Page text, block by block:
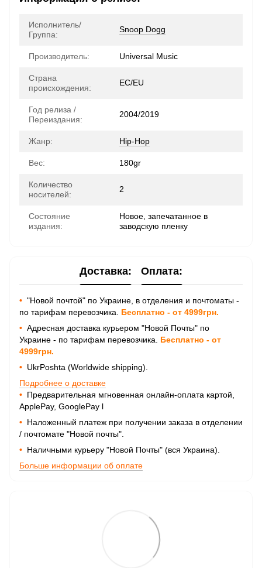
Исполнитель/
Группа:
Snoop Dogg
Производитель: Universal Music
Страна
происхождения:
ЕС/EU
Год релиза /
Переиздания:
2004/2019
Жанр: Hip-Hop
Вес: 180gr
Количество
носителей:
2
Состояние
издания:
Новое, запечатанное в
заводскую пленку
Доставка: Оплата:
• "Новой почтой" по Украине, в отделения и почтоматы -
по тарифам перевозчика. Бесплатно - от 4999грн.
• Адресная доставка курьером "Новой Почты" по
Украине - по тарифам перевозчика. Бесплатно - от
4999грн.
• UkrPoshta (Worldwide shipping).
Подробнее о доставке
• Предварительная мгновенная онлайн-оплата картой,
ApplePay, GooglePay l
• Наложенный платеж при получении заказа в отделении
/ почтомате "Новой почты".
• Наличными курьеру "Новой Почты" (вся Украина).
Больше информации об оплате